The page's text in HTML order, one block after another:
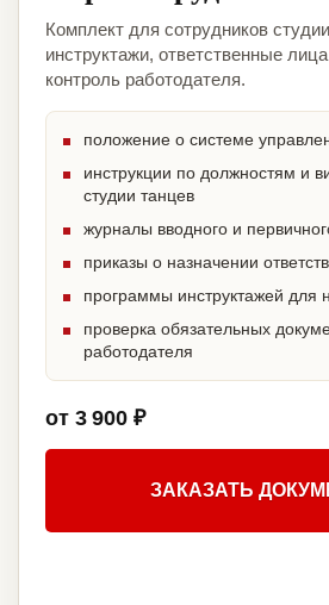
Комплект для сотрудников
инструктажи, ответственные
контроль работодателя.
положение о системе
инструкции по должностям и
студии танцев
журналы вводного и
приказы о назначении
программы инструктажей для
проверка обязательных
работодателя
от 3 900 ₽
ЗАКАЗАТЬ